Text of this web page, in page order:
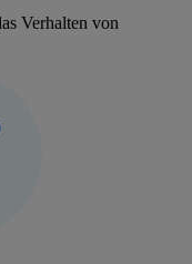
Verhalten von